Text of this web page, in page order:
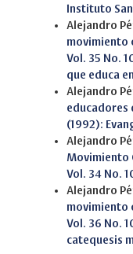
Instituto
Alejandro
movimiento
Vol. 35 No.
que educa
Alejandro
educadores
(1992):
Alejandro
Movimiento
Vol. 34 No.
Alejandro
movimiento
Vol. 36 No.
catequesis